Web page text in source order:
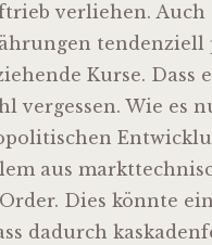
verliehen. Auch
Kurse. Dass
vergessen. Wie es
aus
Dies könnte
dadurch